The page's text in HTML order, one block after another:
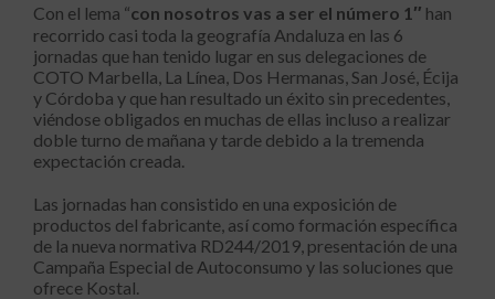
Con el lema “con nosotros vas a ser el número 1″ han
recorrido casi toda la geografía Andaluza en las 6
jornadas que han tenido lugar en sus delegaciones de
COTO Marbella, La Línea, Dos Hermanas, San José, Écija
y Córdoba y que han resultado un éxito sin precedentes,
viéndose obligados en muchas de ellas incluso a realizar
doble turno de mañana y tarde debido a la tremenda
expectación creada.
Las jornadas han consistido en una exposición de
productos del fabricante, así como formación específica
de la nueva normativa RD244/2019, presentación de una
Campaña Especial de Autoconsumo y las soluciones que
ofrece Kostal.